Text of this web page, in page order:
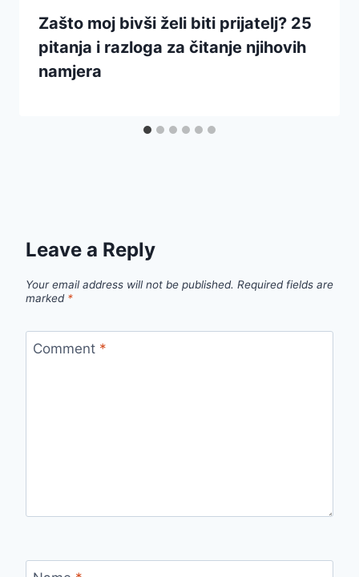
Zašto moj bivši želi biti prijatelj? 25
pitanja i razloga za čitanje njihovih
namjera
Leave a Reply
Your email address will not be published. Required fields are
marked *
Comment *